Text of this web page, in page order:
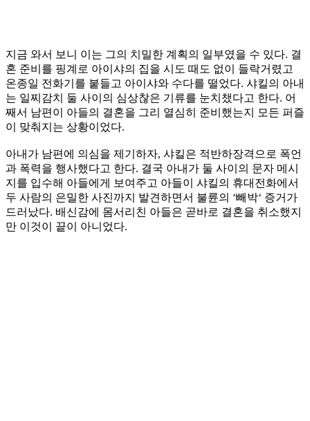
지금 와서 보니 이는 그의 치밀한 계획의 일부였을 수 있다. 결
혼 준비를 핑계로 아이샤의 집을 시도 때도 없이 들락거렸고
온종일 전화기를 붙들고 아이샤와 수다를 떨었다. 샤킬의 아내
는 일찌감치 둘 사이의 심상찮은 기류를 눈치챘다고 한다. 어
째서 남편이 아들의 결혼을 그리 열심히 준비했는지 모든 퍼즐
이 맞춰지는 상황이었다.
아내가 남편에 의심을 제기하자, 샤킬은 적반하장격으로 폭언
과 폭력을 행사했다고 한다. 결국 아내가 둘 사이의 문자 메시
지를 입수해 아들에게 보여주고 아들이 샤킬의 휴대전화에서
두 사람의 은밀한 사진까지 발견하면서 불륜의 ‘빼박‘ 증거가
드러났다. 배신감에 몸서리친 아들은 곧바로 결혼을 취소했지
만 이것이 끝이 아니었다.